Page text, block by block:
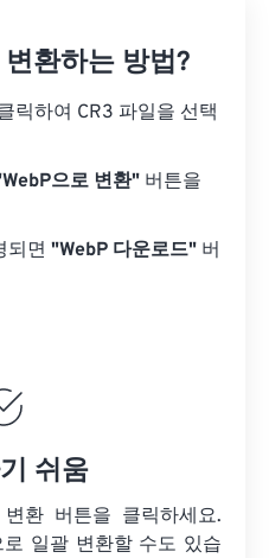
환하는 방법?
릭하여 CR3 파일을 선택
으로 변환" 버튼을
되면 "WebP 다운로드" 버
쉬움
환 버튼을 클릭하세요.
로 일괄 변환할 수도 있습